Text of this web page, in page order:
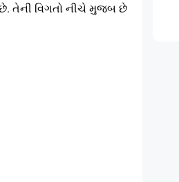
તેની વિગતો નીચે મુજબ છે